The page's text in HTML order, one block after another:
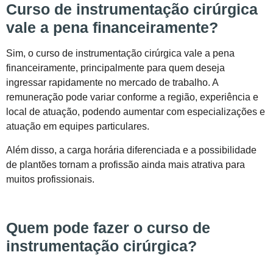
Curso de instrumentação cirúrgica
vale a pena financeiramente?
Sim, o curso de instrumentação cirúrgica vale a pena
financeiramente, principalmente para quem deseja
ingressar rapidamente no mercado de trabalho. A
remuneração pode variar conforme a região, experiência e
local de atuação, podendo aumentar com especializações e
atuação em equipes particulares.
Além disso, a carga horária diferenciada e a possibilidade
de plantões tornam a profissão ainda mais atrativa para
muitos profissionais.
Quem pode fazer o curso de
instrumentação cirúrgica?